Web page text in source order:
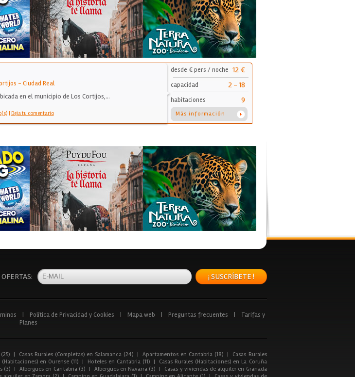
- Ciudad Real
en el municipio de Los Cortijos,…
| Deja tu comentario
desde € pers / noche 12 €
capacidad 2 - 18
habitaciones 9
Más información
¡ SUSCRÍBETE !
Política de Privacidad y Cookies Mapa web Preguntas frecuentes
Tarifas y
Planes
| Casas Rurales (Completas) en Salamanca (24) | Apartamentos en Cantabria (18) |
Casas Rurales
(Habitaciones) en Ourense (11) | Hoteles en Cantabria (11) |
Casas Rurales (Habitaciones) en La Coruña
(3) | Albergues en Cantabria (3) | Albergues en Navarra (3) |
Casas y viviendas de alquiler en Granada